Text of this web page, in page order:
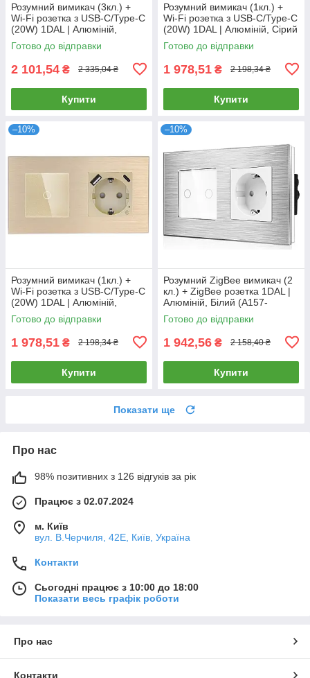
Розумний вимикач (3кл.) +
Wi-Fi розетка з USB-C/Type-C
(20W) 1DAL | Алюміній,
Золото (A157-GSW3G.WF-
STUTC.WF.GD)
Готово до відправки
2 101,54 ₴ 2 335,04 ₴
Купити
Розумний вимикач (1кл.) +
Wi-Fi розетка з USB-C/Type-C
(20W) 1DAL | Алюміній, Сірий
(A157-GSW1G.WF-
STUTC.WF.GR)
Готово до відправки
1 978,51 ₴ 2 198,34 ₴
Купити
–10%
Розумний вимикач (1кл.) +
Wi-Fi розетка з USB-C/Type-C
(20W) 1DAL | Алюміній,
Золото (A157-GSW1G.WF-
STUTC.WF.GD)
Готово до відправки
1 978,51 ₴ 2 198,34 ₴
Купити
–10%
Розумний ZigBee вимикач (2
кл.) + ZigBee розетка 1DAL |
Алюміній, Білий (A157-
GSW2G.ZB-ST.ZB.WT)
Готово до відправки
1 942,56 ₴ 2 158,40 ₴
Купити
Показати ще
Про нас
98% позитивних з 126 відгуків за рік
Працює з 02.07.2024
м. Київ
вул. В.Черчиля, 42Е, Київ, Україна
Контакти
Сьогодні працює з 10:00 до 18:00
Показати весь графік роботи
Про нас
Контакти